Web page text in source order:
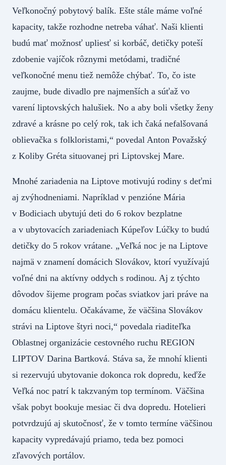
Veľkonočný pobytový balík. Ešte stále máme voľné
kapacity, takže rozhodne netreba váhať. Naši klienti
budú mať možnosť upliesť si korbáč, detičky poteší
zdobenie vajíčok rôznymi metódami, tradičné
veľkonočné menu tiež nemôže chýbať. To, čo iste
zaujme, bude divadlo pre najmenších a súťaž vo
varení liptovských halušiek. No a aby boli všetky ženy
zdravé a krásne po celý rok, tak ich čaká nefalšovaná
oblievačka s folkloristami,“ povedal Anton Považský
z Koliby Gréta situovanej pri Liptovskej Mare.
Mnohé zariadenia na Liptove motivujú rodiny s deťmi
aj zvýhodneniami. Napríklad v penzióne Mária
v Bodiciach ubytujú deti do 6 rokov bezplatne
a v ubytovacích zariadeniach Kúpeľov Lúčky to budú
detičky do 5 rokov vrátane. „Veľká noc je na Liptove
najmä v znamení domácich Slovákov, ktorí využívajú
voľné dni na aktívny oddych s rodinou. Aj z týchto
dôvodov šijeme program počas sviatkov jari práve na
domácu klientelu. Očakávame, že väčšina Slovákov
strávi na Liptove štyri noci,“ povedala riaditeľka
Oblastnej organizácie cestovného ruchu REGION
LIPTOV Darina Bartková. Stáva sa, že mnohí klienti
si rezervujú ubytovanie dokonca rok dopredu, keďže
Veľká noc patrí k takzvaným top termínom. Väčšina
však pobyt bookuje mesiac či dva dopredu. Hotelieri
potvrdzujú aj skutočnosť, že v tomto termíne väčšinou
kapacity vypredávajú priamo, teda bez pomoci
zľavových portálov.